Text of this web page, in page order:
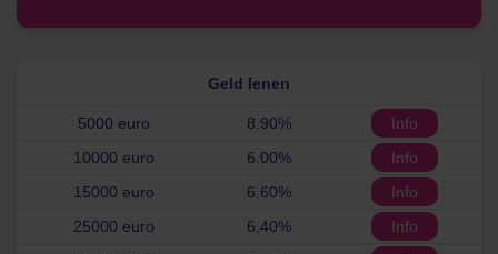
Geld lenen
5000 euro 8.90%
Info
10000 euro
6.00%
Info
15000 euro
6.60%
Info
25000 euro
6,40%
Info